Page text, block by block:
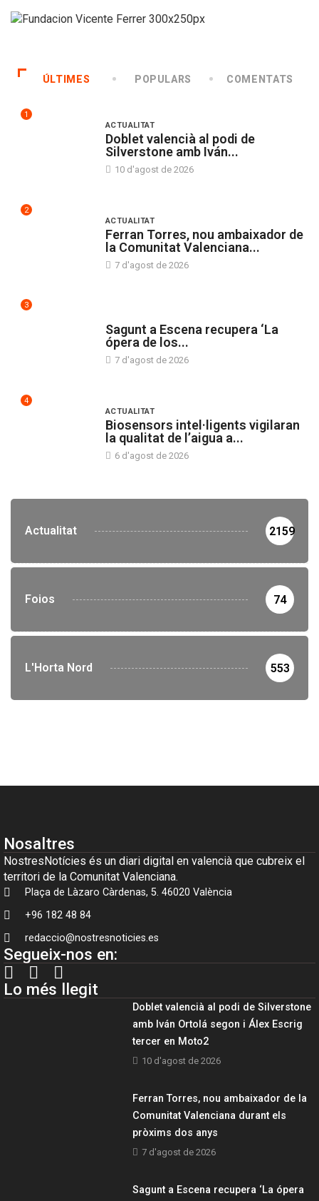
ÚLTIMES POPULARS COMENTATS
1
ACTUALITAT
Doblet valencià al podi de
Silverstone amb Iván...
10 d'agost de 2026
2
ACTUALITAT
Ferran Torres, nou ambaixador de
la Comunitat Valenciana...
7 d'agost de 2026
3
Sagunt a Escena recupera ‘La
ópera de los...
7 d'agost de 2026
4
ACTUALITAT
Biosensors intel·ligents vigilaran
la qualitat de l’aigua a...
6 d'agost de 2026
Actualitat 2159
Foios 74
L'Horta Nord 553
Nosaltres
NostresNotícies és un diari digital en valencià que cubreix el
territori de la Comunitat Valenciana.
Plaça de Làzaro Càrdenas, 5. 46020 València
+96 182 48 84
redaccio@nostresnoticies.es
Segueix-nos en:
Lo més llegit
Doblet valencià al podi de Silverstone
amb Iván Ortolá segon i Álex Escrig
tercer en Moto2
10 d'agost de 2026
Ferran Torres, nou ambaixador de la
Comunitat Valenciana durant els
pròxims dos anys
7 d'agost de 2026
Sagunt a Escena recupera ‘La ópera